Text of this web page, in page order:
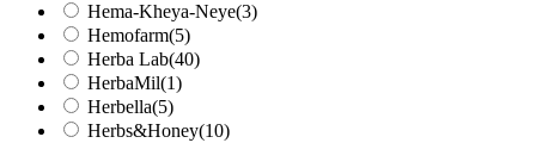
Hema-Kheya-Neye(3)
Hemofarm(5)
Herba Lab(40)
HerbaMil(1)
Herbella(5)
Herbs&Honey(10)